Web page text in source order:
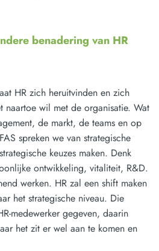
benadering van HR
HR zich heruitvinden en zich
naartoe wil met de organisatie. Wat
de markt, de teams en op
spreken we van strategische
keuzes maken. Denk
ontwikkeling, vitaliteit, R&D.
werken. HR zal een shift maken
het strategische niveau. Die
medewerker gegeven, daarin
het zit er wel aan te komen en